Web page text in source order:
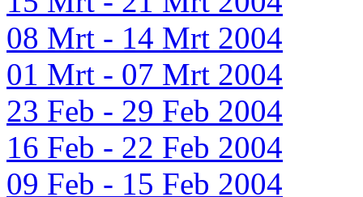
08 Mrt - 14 Mrt 2004
01 Mrt - 07 Mrt 2004
23 Feb - 29 Feb 2004
16 Feb - 22 Feb 2004
09 Feb - 15 Feb 2004